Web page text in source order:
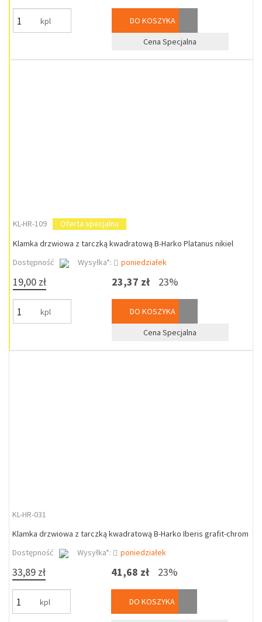
kpl
DO KOSZYKA
Cena Specjalna
KL-HR-109
Oferta specjalna
Klamka drzwiowa z tarczką kwadratową B-Harko Platanus nikiel
Dostępność
Wysyłka*: poniedziałek
19,00 zł
kpl
23,37 zł 23%
DO KOSZYKA
Cena Specjalna
KL-HR-031
Klamka drzwiowa z tarczką kwadratową B-Harko Iberis grafit-chrom
Dostępność
Wysyłka*: poniedziałek
33,89 zł
kpl
41,68 zł 23%
DO KOSZYKA